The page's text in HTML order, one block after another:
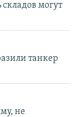
могут
танкер
не